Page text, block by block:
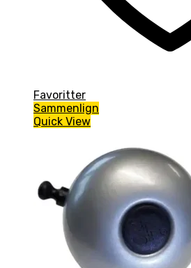
Favoritter
Sammenlign
Quick View